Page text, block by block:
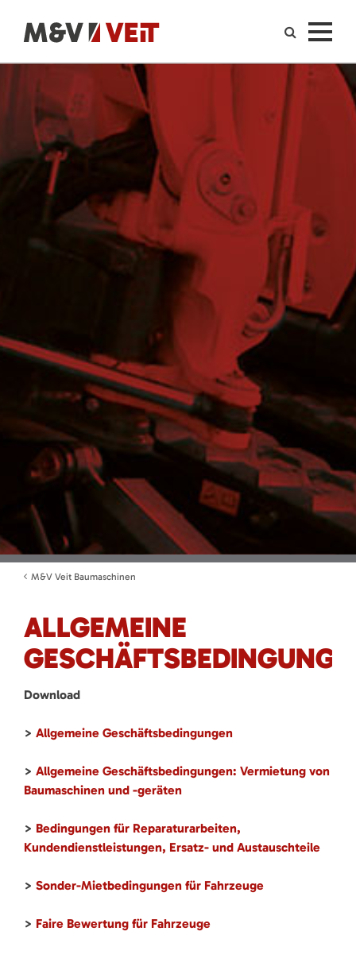
M&V Veit Baumaschinen
ALLGEMEINE
Download
> Allgemeine Geschäftsbedingungen
> Allgemeine Geschäftsbedingungen: Vermietung von
Baumaschinen und -geräten
> Bedingungen für Reparaturarbeiten,
Kundendienstleistungen, Ersatz- und Austauschteile
> Sonder-Mietbedingungen für Fahrzeuge
> Faire Bewertung für Fahrzeuge